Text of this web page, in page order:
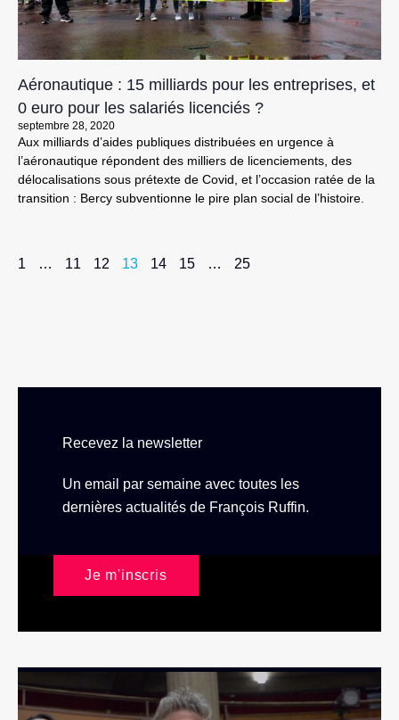
Aéronautique : 15 milliards pour les entreprises, et
0 euro pour les salariés licenciés ?
septembre 28, 2020
Aux milliards d’aides publiques distribuées en urgence à
l’aéronautique répondent des milliers de licenciements, des
délocalisations sous prétexte de Covid, et l’occasion ratée de la
transition : Bercy subventionne le pire plan social de l’histoire.
1 … 11 12 13 14 15 … 25
Recevez la newsletter
Un email par semaine avec toutes les
dernières actualités de François Ruffin.
Je m'inscris